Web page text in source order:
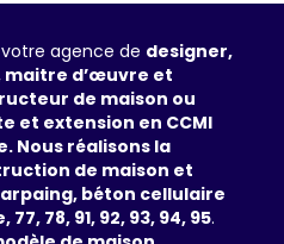
agence de designer,
d’œuvre et
de maison ou
et extension en CCMI
Nous réalisons la
de maison et
béton cellulaire
78, 91, 92, 93, 94, 95.